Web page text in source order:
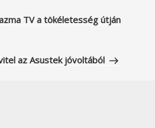
TV a tökéletesség útján
az Asustek jóvoltából